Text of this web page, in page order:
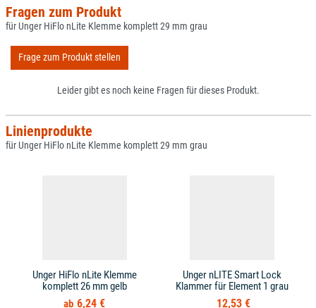
Fragen zum Produkt
für Unger HiFlo nLite Klemme komplett 29 mm grau
Frage zum Produkt stellen
Leider gibt es noch keine Fragen für dieses Produkt.
Linienprodukte
für Unger HiFlo nLite Klemme komplett 29 mm grau
Unger HiFlo nLite Klemme
komplett 26 mm gelb
6,24 €
Unger nLITE Smart Lock
Klammer für Element 1 grau
12,53 €